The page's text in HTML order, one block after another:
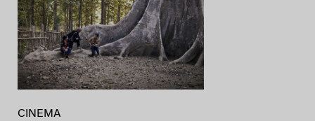
CINEMA